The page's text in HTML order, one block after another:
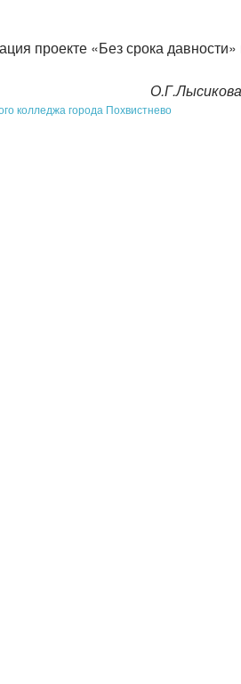
проекте «Без срока давности»
колледжа города Похвистнево